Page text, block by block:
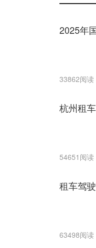
2025年
33862阅读
杭州租
54651阅读
租车驾
63498阅读